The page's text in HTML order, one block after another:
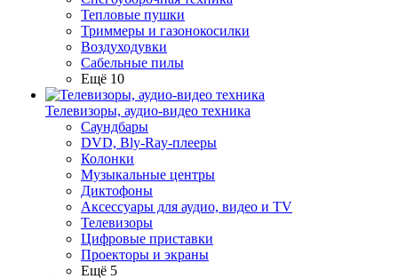
Тепловые пушки
Триммеры и газонокосилки
Воздуходувки
Сабельные пилы
Ещё 10
Телевизоры, аудио-видео техника
Саундбары
DVD, Bly-Ray-плееры
Колонки
Музыкальные центры
Диктофоны
Аксессуары для аудио, видео и TV
Телевизоры
Цифровые приставки
Проекторы и экраны
Ещё 5